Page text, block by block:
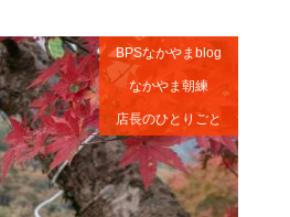
BPSなかやまblog
なかやま朝練
店長のひとりごと